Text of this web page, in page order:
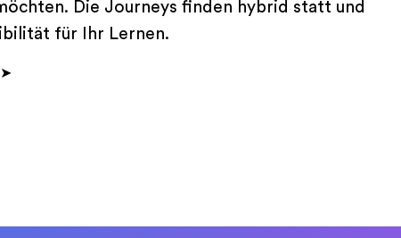
Die Journeys finden hybrid statt und
für Ihr Lernen.
➤